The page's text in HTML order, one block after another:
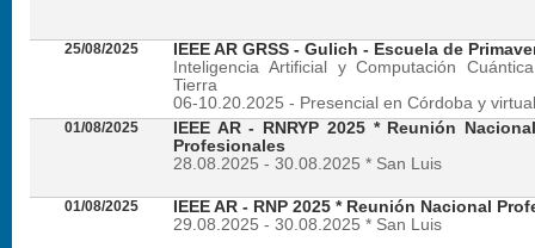
25/08/2025
IEEE AR GRSS - Gulich - Escuela de
Inteligencia Artificial y Computación
Tierra
06-10.20.2025 - Presencial en Córdoba y virtual
01/08/2025
IEEE AR - RNRYP 2025 * Reunión
Profesionales
28.08.2025 - 30.08.2025 * San Luis
01/08/2025
IEEE AR - RNP 2025 * Reunión Nacional
29.08.2025 - 30.08.2025 * San Luis